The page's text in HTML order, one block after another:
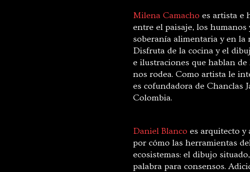
Milena Camacho es artista e
entre el paisaje, los
soberanía alimentaria y en la
Disfruta de la cocina y el
e ilustraciones que hablan
nos rodea. Como artista le
es cofundadora de Chanclas
Colombia.
Daniel Blanco es arquitecto y
por cómo las herramientas
ecosistemas: el dibujo
palabra para consensos.